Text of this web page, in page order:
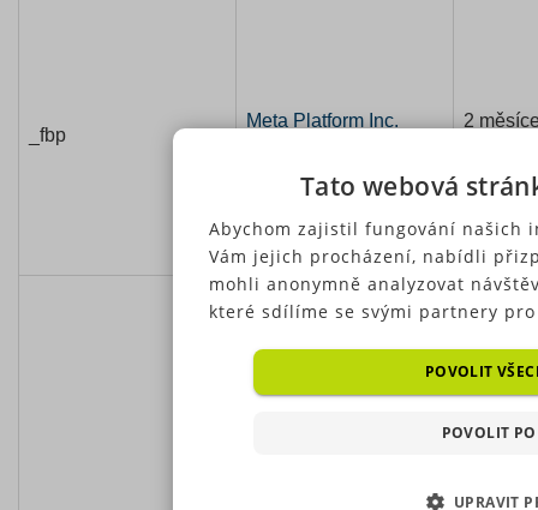
_fbp
Meta Platform Inc.
2
Tato webová
Abychom zajistil fungování našich
Vám jejich procházení, nabídli
mohli anonymně analyzovat
které sdílíme se svými partnery
soubory, nezařazené soubory)
předchozím souhlasem, který
příslušného druhu cookies pod
Pokud si nepřejete udělit souhlas
POVOLIT
POVOLIT
UPRAVIT